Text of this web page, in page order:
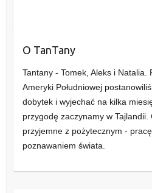
O TanTany
Tantany - Tomek, Aleks i
Ameryki Południowej
dobytek i wyjechać na kilka
przygodę zaczynamy w Tajlandii.
przyjemne z pożytecznym -
poznawaniem świata.